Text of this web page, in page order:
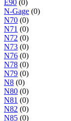
E90 (0)
N-Gage (0)
N70 (0)
N71 (0)
N72 (0)
N73 (0)
N76 (0)
N78 (0)
N79 (0)
N8 (0)
N80 (0)
N81 (0)
N82 (0)
N85 (0)